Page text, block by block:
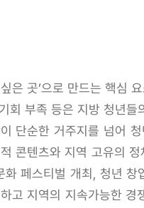
은 곳’으로 만드는 핵심
부족 등은 지방 청년
단순한 거주지를 넘어
콘텐츠와 지역 고유의
페스티벌 개최, 청년 창
지역의 지속가능한